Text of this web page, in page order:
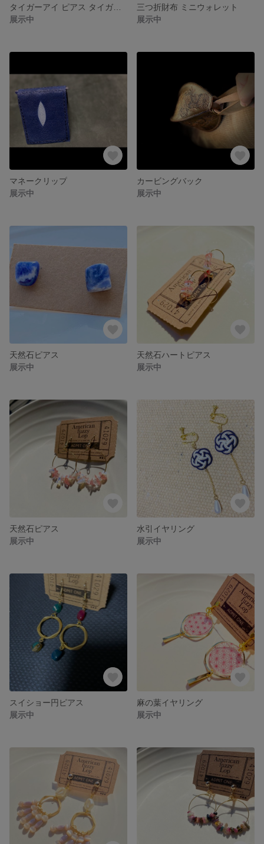
展示中
三つ折財布 ミニウォレット
展示中
マネークリップ
展示中
カービングバック
展示中
天然石ピアス
展示中
天然石ハートピアス
展示中
天然石ピアス
展示中
水引イヤリング
展示中
スイショー円ピアス
展示中
麻の葉イヤリング
展示中